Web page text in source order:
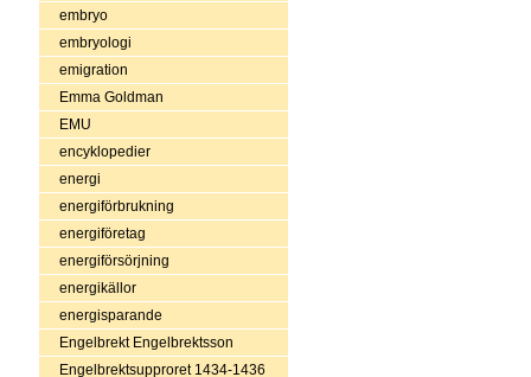
embryo
embryologi
emigration
Emma Goldman
EMU
encyklopedier
energi
energiförbrukning
energiföretag
energiförsörjning
energikällor
energisparande
Engelbrekt Engelbrektsson
Engelbrektsupproret 1434-1436